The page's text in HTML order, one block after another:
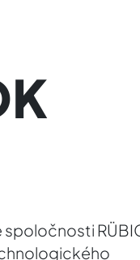
spoločnosti